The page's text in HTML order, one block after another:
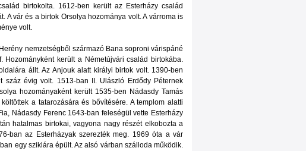
birtokolta. 1612-ben került az Esterházy család
A vár és a birtok Orsolya hozománya volt. A várroma is
volt.
nemzetségből származó Bana soproni várispáné
került a Németújvári család birtokába.
állt. Az Anjouk alatt királyi birtok volt. 1390-ben
évig volt. 1513-ban II. Ulászló Erdődy Péternek
hozományaként került 1535-ben Nádasdy Tamás
a tatarozására és bővítésére. A templom alatti
Nádasdy Ferenc 1643-ban feleségül vette Esterházy
hatalmas birtokai, vagyona nagy részét elkobozta a
ban az Esterházyak szerezték meg. 1969 óta a vár
egy sziklára épült. Az alsó várban szálloda működik.